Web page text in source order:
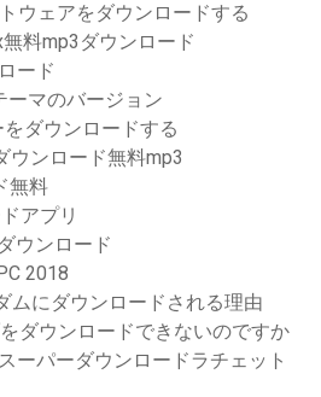
ウェアをダウンロードする
無料mp3ダウンロード
ード
ーマのバージョン
ダウンロードする
ウンロード無料mp3
無料
アプリ
ウンロード
2018
ムにダウンロードされる理由
ダウンロードできないのですか
ーパーダウンロードラチェット